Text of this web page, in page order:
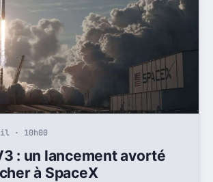
· 10h00
: un lancement avorté
à SpaceX